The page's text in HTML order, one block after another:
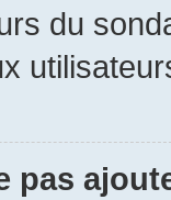
du
pas